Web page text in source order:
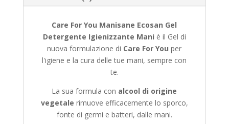
Care For You Manisane Ecosan Gel
Detergente Igienizzante Mani è il Gel di
nuova formulazione di Care For You per
l'igiene e la cura delle tue mani, sempre con
te.
La sua formula con alcool di origine
vegetale rimuove efficacemente lo sporco,
fonte di germi e batteri, dalle mani.